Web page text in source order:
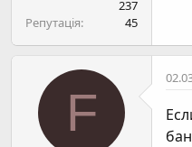
237
Репутація
45
F